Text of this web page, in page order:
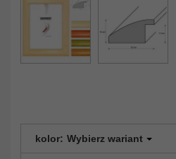
kolor: Wybierz wariant